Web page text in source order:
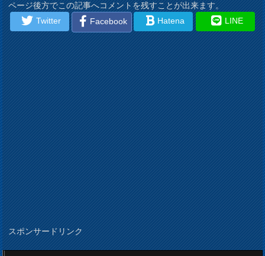
ページ後方でこの記事へコメントを残すことが出来ます。
Twitter
Facebook Hatena LINE
スポンサードリンク